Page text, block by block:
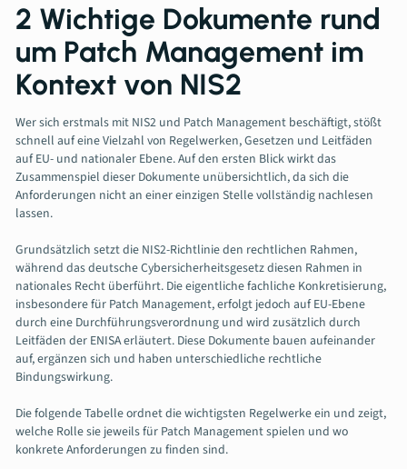
2 Wichtige Dokumente rund
um Patch Management im
Kontext von NIS2
Wer sich erstmals mit NIS2 und Patch Management beschäftigt, stößt
schnell auf eine Vielzahl von Regelwerken, Gesetzen und Leitfäden
auf EU- und nationaler Ebene. Auf den ersten Blick wirkt das
Zusammenspiel dieser Dokumente unübersichtlich, da sich die
Anforderungen nicht an einer einzigen Stelle vollständig nachlesen
lassen.
Grundsätzlich setzt die NIS2-Richtlinie den rechtlichen Rahmen,
während das deutsche Cybersicherheitsgesetz diesen Rahmen in
nationales Recht überführt. Die eigentliche fachliche Konkretisierung,
insbesondere für Patch Management, erfolgt jedoch auf EU-Ebene
durch eine Durchführungsverordnung und wird zusätzlich durch
Leitfäden der ENISA erläutert. Diese Dokumente bauen aufeinander
auf, ergänzen sich und haben unterschiedliche rechtliche
Bindungswirkung.
Die folgende Tabelle ordnet die wichtigsten Regelwerke ein und zeigt,
welche Rolle sie jeweils für Patch Management spielen und wo
konkrete Anforderungen zu finden sind.